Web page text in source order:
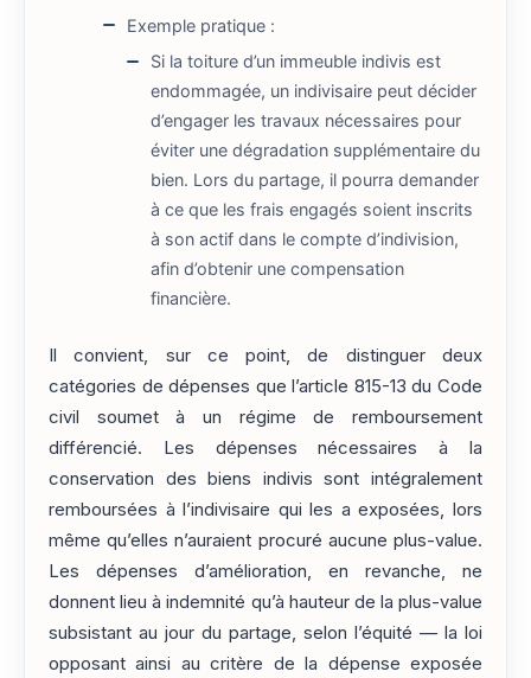
Exemple pratique :
Si la toiture d’un immeuble indivis est
endommagée, un indivisaire peut décider
d’engager les travaux nécessaires pour
éviter une dégradation supplémentaire du
bien. Lors du partage, il pourra demander
à ce que les frais engagés soient inscrits
à son actif dans le compte d’indivision,
afin d’obtenir une compensation
financière.
Il convient, sur ce point, de distinguer deux
catégories de dépenses que l’article 815-13 du Code
civil soumet à un régime de remboursement
différencié. Les dépenses nécessaires à la
conservation des biens indivis sont intégralement
remboursées à l’indivisaire qui les a exposées, lors
même qu’elles n’auraient procuré aucune plus-value.
Les dépenses d’amélioration, en revanche, ne
donnent lieu à indemnité qu’à hauteur de la plus-value
subsistant au jour du partage, selon l’équité — la loi
opposant ainsi au critère de la dépense exposée